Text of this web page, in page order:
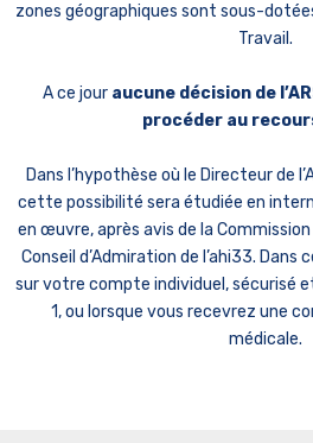
zones géographiques sont sous-
Travail.
A ce jour aucune décision de
procéder au
Dans l’hypothèse où le Directeur de
cette possibilité sera étudiée en
en œuvre, après avis de la
Conseil d’Admiration de l’ahi33.
sur votre compte individuel, sécurisé
1, ou lorsque vous recevrez une
médicale.